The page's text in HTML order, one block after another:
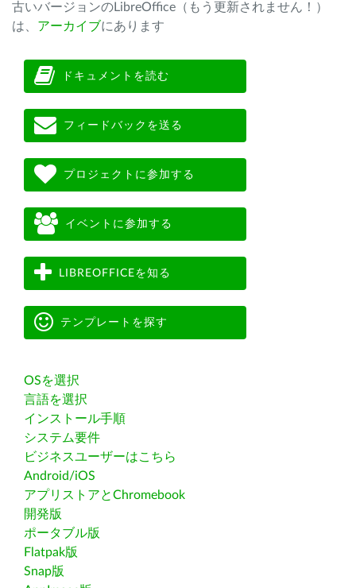
古いバージョンのLibreOffice（もう更新されません！）
は、 アーカイブにあります
ドキュメントを読む
フィードバックを送る
プロジェクトに参加する
イベントに参加する
LIBREOFFICEを知る
テンプレートを探す
OSを選択
言語を選択
インストール手順
システム要件
ビジネスユーザーはこちら
Android/iOS
アプリストアとChromebook
開発版
ポータブル版
Flatpak版
Snap版